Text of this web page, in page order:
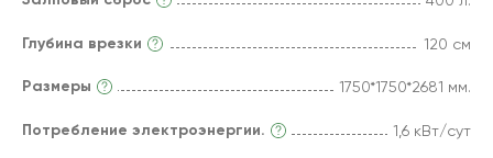
Глубина врезки 120 см
Размеры 1750*1750*2681 мм.
Потребление электроэнергии. 1,6 кВт/сут